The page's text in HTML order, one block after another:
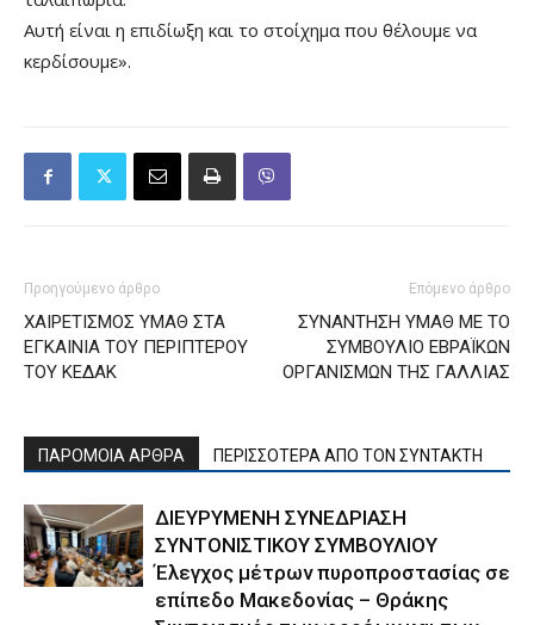
Αυτή είναι η επιδίωξη και το στοίχημα που θέλουμε να
κερδίσουμε».
Προηγούμενο άρθρο
ΧΑΙΡΕΤΙΣΜΟΣ ΥΜΑΘ ΣΤΑ
ΕΓΚΑΙΝΙΑ ΤΟΥ ΠΕΡΙΠΤΕΡΟΥ
ΤΟΥ ΚΕΔΑΚ
Επόμενο άρθρο
ΣΥΝΑΝΤΗΣΗ ΥΜΑΘ ΜΕ ΤΟ
ΣΥΜΒΟΥΛΙΟ ΕΒΡΑΪΚΩΝ
ΟΡΓΑΝΙΣΜΩΝ ΤΗΣ ΓΑΛΛΙΑΣ
ΠΑΡΟΜΟΙΑ ΑΡΘΡΑ ΠΕΡΙΣΣΟΤΕΡΑ ΑΠΟ ΤΟΝ ΣΥΝΤΑΚΤΗ
ΔΙΕΥΡΥΜΕΝΗ ΣΥΝΕΔΡΙΑΣΗ
ΣΥΝΤΟΝΙΣΤΙΚΟΥ ΣΥΜΒΟΥΛΙΟΥ
Έλεγχος μέτρων πυροπροστασίας σε
επίπεδο Μακεδονίας – Θράκης